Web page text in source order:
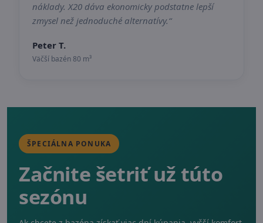
náklady. X20 dáva ekonomicky podstatne lepší
zmysel než jednoduché alternatívy.“
Peter T.
Väčší bazén 80 m³
ŠPECIÁLNA PONUKA
Začnite šetriť už túto
sezónu